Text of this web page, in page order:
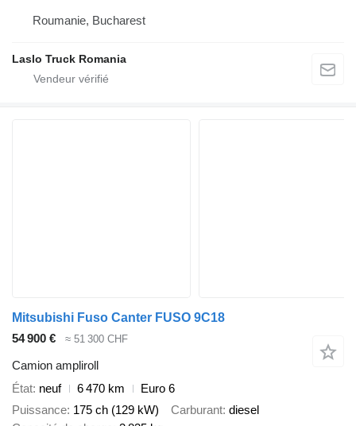
Roumanie, Bucharest
Laslo Truck Romania
Mitsubishi Fuso Canter FUSO 9C18
54 900 €
≈ 51 300 CHF
Camion ampliroll
État neuf 6 470 km
Euro 6
Puissance 175 ch (129 kW) Carburant diesel